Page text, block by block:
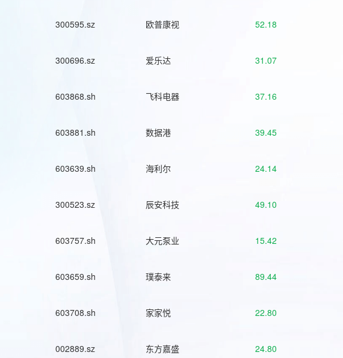
300595.sz 欧普康视 52.18
300696.sz 爱乐达 31.07
603868.sh 飞科电器 37.16
603881.sh 数据港 39.45
603639.sh 海利尔 24.14
300523.sz 辰安科技 49.10
603757.sh 大元泵业 15.42
603659.sh 璞泰来 89.44
603708.sh 家家悦 22.80
002889.sz 东方嘉盛 24.80